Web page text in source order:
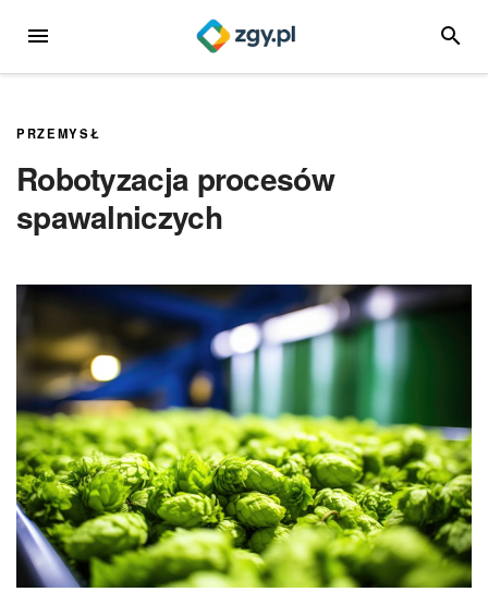
MENU
PRZEMYSŁ
Robotyzacja procesów
spawalniczych